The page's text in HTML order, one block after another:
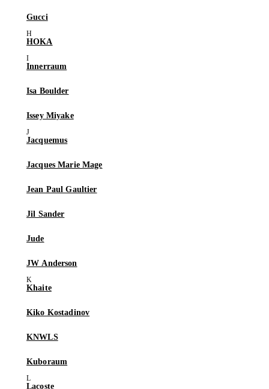
Gucci
HOKA
Innerraum
Isa Boulder
Issey Miyake
Jacquemus
Jacques Marie Mage
Jean Paul Gaultier
Jil Sander
Jude
JW Anderson
Khaite
Kiko Kostadinov
KNWLS
Kuboraum
Lacoste